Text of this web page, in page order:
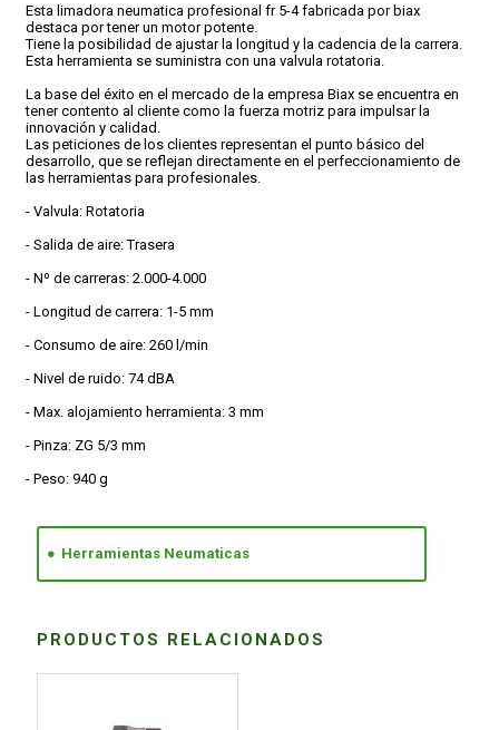
Esta limadora neumatica profesional fr 5-4 fabricada por biax
destaca por tener un motor potente.
Tiene la posibilidad de ajustar la longitud y la cadencia de la carrera.
Esta herramienta se suministra con una valvula rotatoria.
La base del éxito en el mercado de la empresa Biax se encuentra en
tener contento al cliente como la fuerza motriz para impulsar la
innovación y calidad.
Las peticiones de los clientes representan el punto básico del
desarrollo, que se reflejan directamente en el perfeccionamiento de
las herramientas para profesionales.
- Valvula: Rotatoria
- Salida de aire: Trasera
- Nº de carreras: 2.000-4.000
- Longitud de carrera: 1-5 mm
- Consumo de aire: 260 l/min
- Nivel de ruido: 74 dBA
- Max. alojamiento herramienta: 3 mm
- Pinza: ZG 5/3 mm
- Peso: 940 g
Herramientas Neumaticas
PRODUCTOS RELACIONADOS